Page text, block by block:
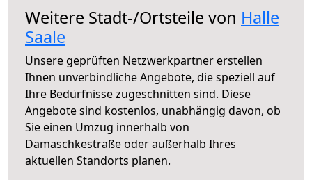
Weitere Stadt-/Ortsteile von Halle
Saale
Unsere geprüften Netzwerkpartner erstellen
Ihnen unverbindliche Angebote, die speziell auf
Ihre Bedürfnisse zugeschnitten sind. Diese
Angebote sind kostenlos, unabhängig davon, ob
Sie einen Umzug innerhalb von
Damaschkestraße oder außerhalb Ihres
aktuellen Standorts planen.